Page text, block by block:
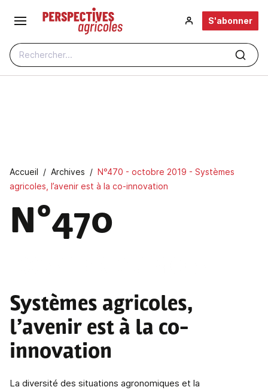
Aller au contenu principal
Rechercher...
S'abonner
Fil d'Ariane
Accueil Archives
N°470 - octobre 2019 - Systèmes
agricoles, l’avenir est à la co-innovation
N°470
Systèmes agricoles,
l’avenir est à la co-
innovation
La diversité des situations agronomiques et la